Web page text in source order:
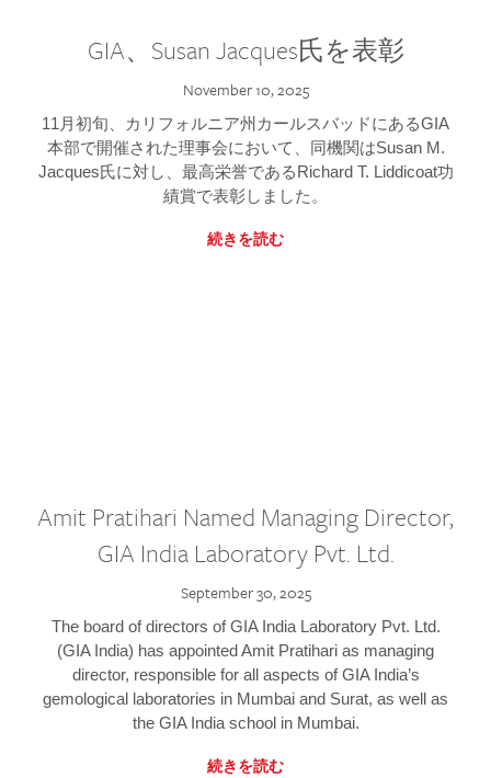
GIA、Susan Jacques氏を表彰
November 10, 2025
11月初旬、カリフォルニア州カールスバッドにあるGIA
本部で開催された理事会において、同機関はSusan M.
Jacques氏に対し、最高栄誉であるRichard T. Liddicoat功
績賞で表彰しました。
続きを読む
Amit Pratihari Named Managing Director,
GIA India Laboratory Pvt. Ltd.
September 30, 2025
The board of directors of GIA India Laboratory Pvt. Ltd.
(GIA India) has appointed Amit Pratihari as managing
director, responsible for all aspects of GIA India’s
gemological laboratories in Mumbai and Surat, as well as
the GIA India school in Mumbai.
続きを読む